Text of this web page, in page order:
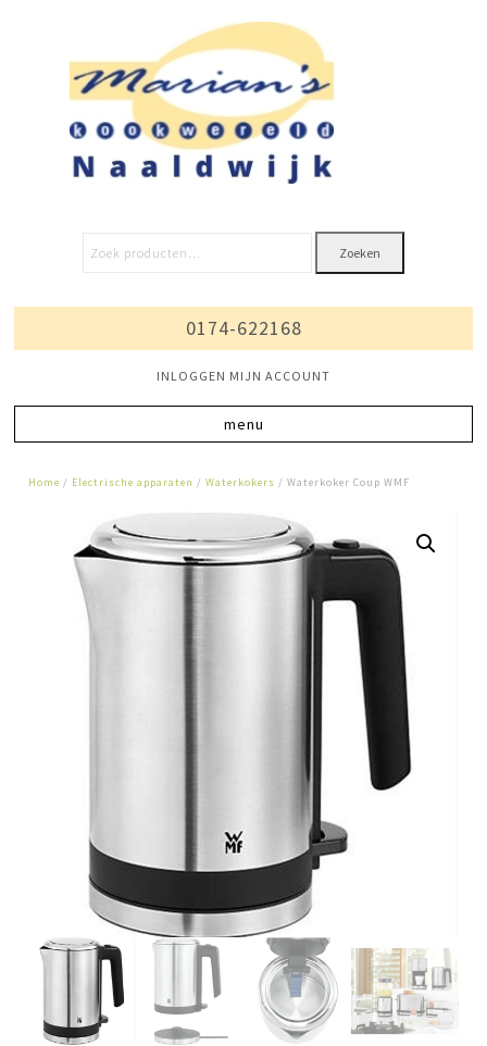
Zoeken
0174-622168
INLOGGEN MIJN ACCOUNT
Home / Electrische apparaten /Waterkokers / Waterkoker Coup WMF